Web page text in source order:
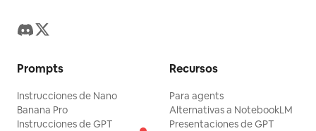
Prompts
Instrucciones de Nano
Banana Pro
Instrucciones de GPT
Recursos
Para agents
Alternativas a NotebookLM
Presentaciones de GPT